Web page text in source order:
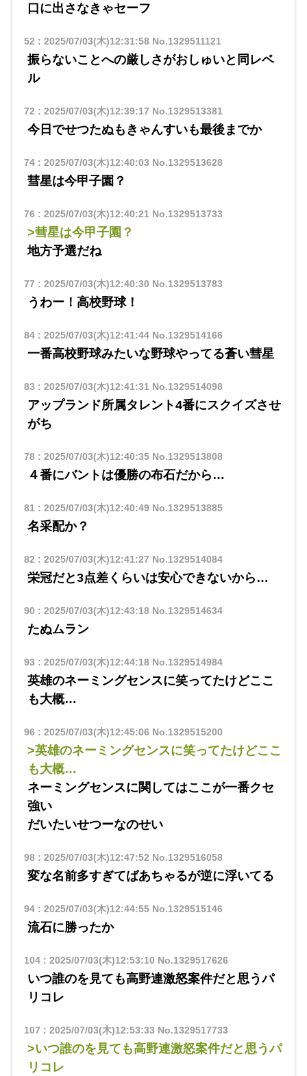
口に出さなきゃセーフ
52 : 2025/07/03(木)12:31:58No.1329511121
振らないことへの厳しさがおしゅいと同レベ
ル
72 : 2025/07/03(木)12:39:17 No.1329513381
今日でせつたぬもきゃんすいも最後までか
74: 2025/07/03(木)12:40:03 No.1329513628
彗星は今甲子園？
76 : 2025/07/03(木)12:40:21 No.1329513733
>彗星は今甲子園？
地方予選だね
77 : 2025/07/03(木)12:40:30 No.1329513783
うわー！高校野球！
84: 2025/07/03(木)12:41:44No.1329514166
一番高校野球みたいな野球やってる蒼い彗星
83 : 2025/07/03(木)12:41:31 No.1329514098
アップランド所属タレント4番にスクイズさせ
がち
78: 2025/07/03(木)12:40:35No.1329513808
４番にバントは優勝の布石だから…
81 : 2025/07/03(木)12:40:49No.1329513885
名采配か？
82 : 2025/07/03(木)12:41:27 No.1329514084
栄冠だと3点差くらいは安心できないから…
90 : 2025/07/03(木)12:43:18No.1329514634
たぬムラン
93 : 2025/07/03(木)12:44:18No.1329514984
英雄のネーミングセンスに笑ってたけどここ
も大概…
96 : 2025/07/03(木)12:45:06 No.1329515200
>英雄のネーミングセンスに笑ってたけどここ
も大概…
ネーミングセンスに関してはここが一番クセ
強い
だいたいせつーなのせい
98: 2025/07/03(木)12:47:52 No.1329516058
変な名前多すぎてばあちゃるが逆に浮いてる
94: 2025/07/03(木)12:44:55No.1329515146
流石に勝ったか
104: 2025/07/03(木)12:53:10 No.1329517626
いつ誰のを見ても高野連激怒案件だと思うパ
リコレ
107 : 2025/07/03(木)12:53:33 No.1329517733
>いつ誰のを見ても高野連激怒案件だと思うパ
リコレ